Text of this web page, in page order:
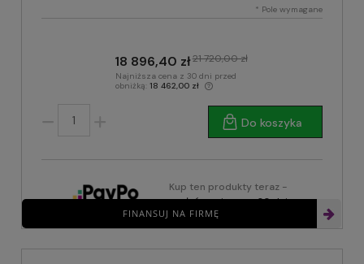
* Pole wymagane
18 896,40 zł21 720,00 zł
Najniższa cena z 30 dni przed
obniżką: 18 462,00 zł
Do koszyka
FINANSUJ NA FIRMĘ
Kup ten produkty teraz -
zapłać za niego za 30 dni